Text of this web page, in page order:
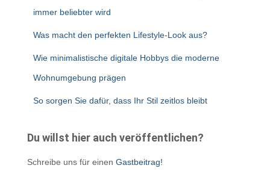
immer beliebter wird
Was macht den perfekten Lifestyle-Look aus?
Wie minimalistische digitale Hobbys die moderne
Wohnumgebung prägen
So sorgen Sie dafür, dass Ihr Stil zeitlos bleibt
Du willst hier auch veröffentlichen?
Schreibe uns für einen Gastbeitrag!